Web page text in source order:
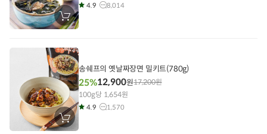
장
바
에
담
기
4.9 8,014
장
바
송쉐프의 옛날짜장면 밀키트(780g)
25%12,900원17,200원
100g당 1,654원
4.9 1,570